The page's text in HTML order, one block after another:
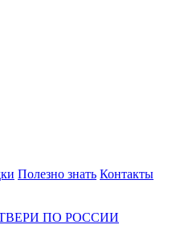
Полезно знать Контакты
ПО РОССИИ